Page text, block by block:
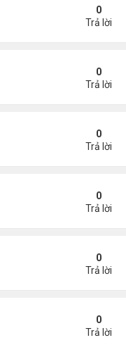
0
Trả lời
0
Trả lời
0
Trả lời
0
Trả lời
0
Trả lời
0
Trả lời